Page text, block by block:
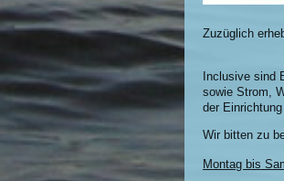
Zuzüglich
Inclusive sind
sowie Strom,
der
Wir bitten zu
Montag bis